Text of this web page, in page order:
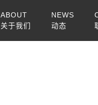
ABOUT
关于我们
NEWS
动态